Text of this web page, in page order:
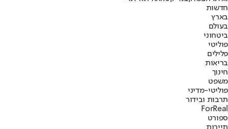
חדשות
בארץ
בעולם
ביטחוני
פוליטי
פלילים
בריאות
חינוך
משפט
פוליטי-מדיני
תרבות ובידור
ForReal
ספורט